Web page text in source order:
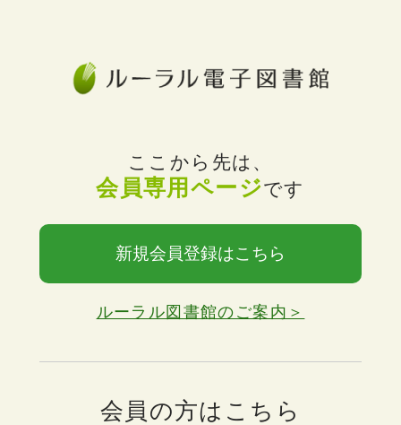
ここから先は、
会員専用ページです
新規会員登録はこちら
ルーラル図書館のご案内＞
会員の方はこちら